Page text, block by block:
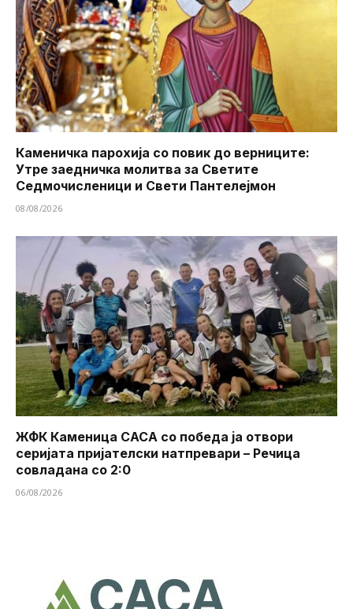
Каменичка парохија со повик до верниците:
Утре заедничка молитва за Светите
Седмочисленици и Свети Пантелејмон
08/08/2026
ЖФК Каменица САСА со победа ја отвори
серијата пријателски натпревари – Речица
совладана со 2:0
06/08/2026